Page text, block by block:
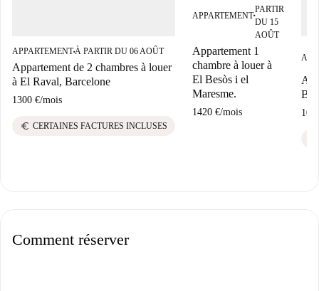
APPARTEMENT■À PARTIR DU 06 AOÛT
Appartement de 2 chambres à louer
à El Raval, Barcelone
1300 €/mois
euro CERTAINES FACTURES INCLUSES
APPARTEMENT■
PARTIR
DU 15
AOÛT
Appartement 1
chambre à louer à
El Besòs i el
Maresme.
1420 €/mois
Comment réserver